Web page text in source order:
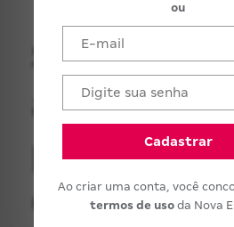
ou
Cadastrar
Ao criar uma conta, você
termos de uso da Nova
Se a
pode ser